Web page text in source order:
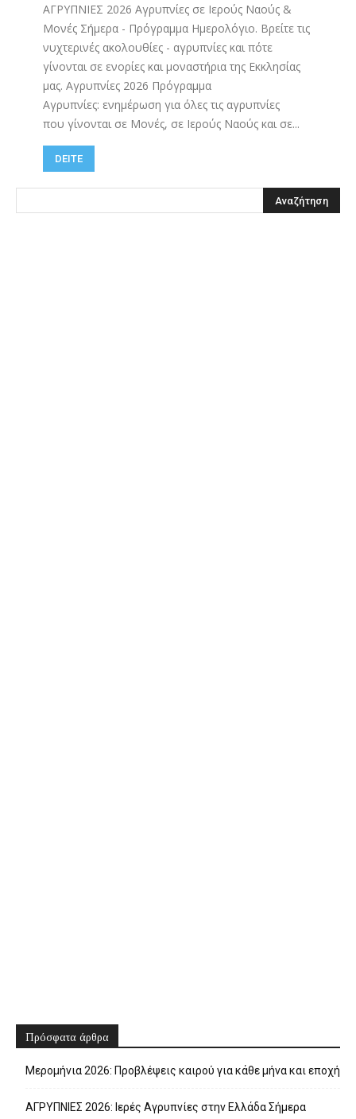
ΑΓΡΥΠΝΙΕΣ 2026 Αγρυπνίες σε Ιερούς Ναούς &
Μονές Σήμερα - Πρόγραμμα Ημερολόγιο. Βρείτε τις
νυχτερινές ακολουθίες - αγρυπνίες και πότε
γίνονται σε ενορίες και μοναστήρια της Εκκλησίας
μας. Αγρυπνίες 2026 Πρόγραμμα
Αγρυπνίες: ενημέρωση για όλες τις αγρυπνίες
που γίνονται σε Μονές, σε Ιερούς Ναούς και σε...
DEITE
Πρόσφατα άρθρα
Μερομήνια 2026: Προβλέψεις καιρού για κάθε μήνα και εποχή
ΑΓΡΥΠΝΙΕΣ 2026: Ιερές Αγρυπνίες στην Ελλάδα Σήμερα